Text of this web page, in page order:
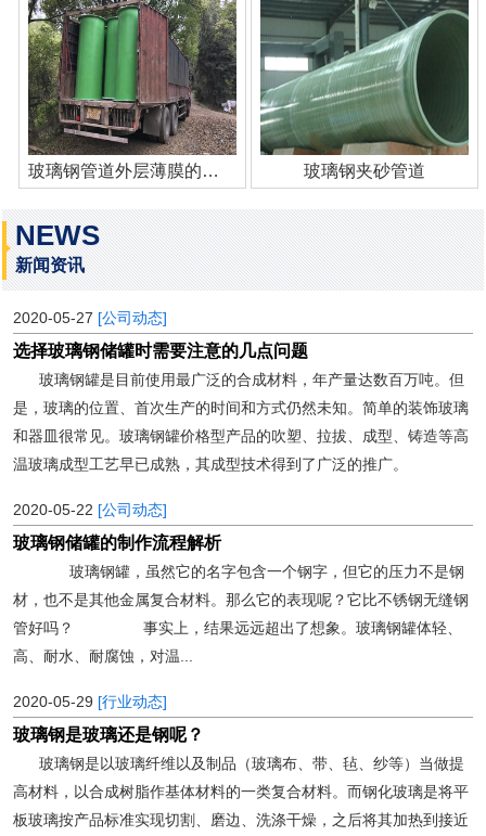
玻璃钢管道外层薄膜的作用 玻璃钢夹砂管道
NEWS
新闻资讯
2020-05-27 [公司动态]
选择玻璃钢储罐时需要注意的几点问题
玻璃钢罐是目前使用最广泛的合成材料，年产量达数百万吨。但
是，玻璃的位置、首次生产的时间和方式仍然未知。简单的装饰玻璃
和器皿很常见。玻璃钢罐价格型产品的吹塑、拉拔、成型、铸造等高
温玻璃成型工艺早已成熟，其成型技术得到了广泛的推广。
2020-05-22 [公司动态]
玻璃钢储罐的制作流程解析
玻璃钢罐，虽然它的名字包含一个钢字，但它的压力不是钢
材，也不是其他金属复合材料。那么它的表现呢？它比不锈钢无缝钢
管好吗？ 事实上，结果远远超出了想象。玻璃钢罐体轻、
高、耐水、耐腐蚀，对温...
2020-05-29 [行业动态]
玻璃钢是玻璃还是钢呢？
玻璃钢是以玻璃纤维以及制品（玻璃布、带、毡、纱等）当做提
高材料，以合成树脂作基体材料的一类复合材料。而钢化玻璃是将平
板玻璃按产品标准实现切割、磨边、洗涤干燥，之后将其加热到接近